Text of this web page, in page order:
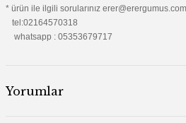
* ürün ile ilgili sorularınız erer@erergumus.com
tel:02164570318
whatsapp : 05353679717
Yorumlar